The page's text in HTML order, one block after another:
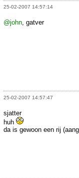
25-02-2007 14:57:14
@john, gatver
25-02-2007 14:57:47
sjatter
huh
da is gewoon een rij